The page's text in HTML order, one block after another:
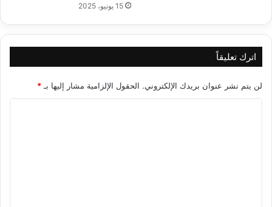
15 يونيو، 2025
اترك تعليقاً
لن يتم نشر عنوان بريدك الإلكتروني. الحقول الإلزامية مشار إليها بـ *